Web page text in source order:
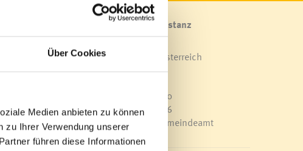
Über Cookies
Medien anbieten zu können
zu Ihrer Verwendung unserer
führen diese Informationen
zügelt
für das
Marktgemeinde Frastanz
A-6820 Frastanz, Österreich
Lageplan
0043 5522 51534-0
F 0043 5522 51534-6
E-Mail an das Gemeindeamt